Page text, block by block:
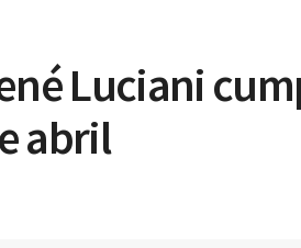
Luciani
abril